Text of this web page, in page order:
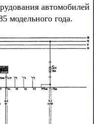
автомобилей
модельного года.